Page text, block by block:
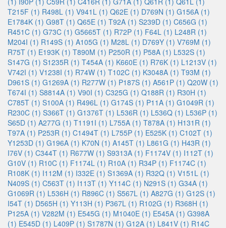
T215F (1) R498L (1) V941L (1) Q62E (1) D769N (1) G156A (1)
E1784K (1) G98T (1) Q65E (1) T92A (1) S239D (1) C656G (1)
R451C (1) G73C (1) G5665T (1) R72P (1) F64L (1) L248R (1)
M204I (1) R149S (1) A105G (1) M28L (1) D769Y (1) V769M (1)
R75T (1) E193K (1) T890M (1) P250R (1) P58A (1) L532S (1)
S147G (1) S1235R (1) T454A (1) K660E (1) R76K (1) L1213V (1)
V742I (1) V1238I (1) R74W (1) T102C (1) K3048A (1) T93M (1)
D961S (1) G1269A (1) R277W (1) P187S (1) A561P (1) Q20W (1)
T674I (1) S8814A (1) V90I (1) C325G (1) Q188R (1) R30H (1)
C785T (1) S100A (1) R496L (1) G174S (1) P11A (1) G1049R (1)
R230C (1) S366T (1) G1376T (1) L536R (1) L536Q (1) L536P (1)
S65D (1) A277G (1) T1191I (1) L755A (1) T878A (1) H131R (1)
T97A (1) P253R (1) C1494T (1) L755P (1) E525K (1) C102T (1)
Y1253D (1) G196A (1) K70N (1) A145T (1) L861G (1) H43R (1)
I76V (1) C344T (1) R677W (1) S9313A (1) F1174V (1) I112T (1)
G10V (1) R10C (1) F1174L (1) R10A (1) R34P (1) F1174C (1)
R108K (1) I112M (1) I332E (1) S1369A (1) R32Q (1) V151L (1)
N409S (1) C563T (1) I113T (1) Y114C (1) N291S (1) G34A (1)
G1069R (1) L536H (1) R896C (1) S567L (1) A827G (1) G12S (1)
I54T (1) D565H (1) Y113H (1) P367L (1) R102G (1) R368H (1)
P125A (1) V282M (1) E545G (1) M1040E (1) E545A (1) G398A
(1) E545D (1) L409P (1) S1787N (1) G12A (1) L841V (1) R14C